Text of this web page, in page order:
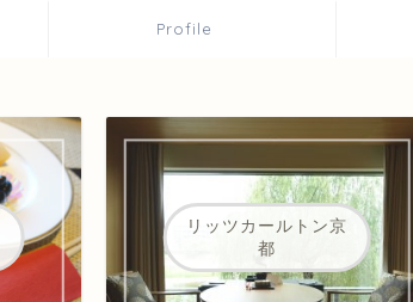
Profile
リッツカールトン京
都